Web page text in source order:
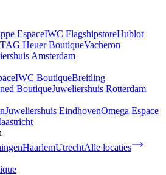
EspaceIWC FlagshipstoreHublot
TAG Heuer BoutiqueVacheron
Amsterdam
IWC BoutiqueBreitling
BoutiqueJuweliershuis Rotterdam
Juweliershuis EindhovenOmega Espace
HaarlemUtrechtAlle locaties